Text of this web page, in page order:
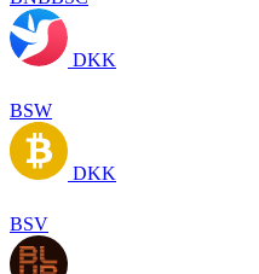
DKK
BSW
DKK
BSV